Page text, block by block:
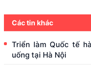
Các tin khác
Triển làm Quốc tế
uống tại Hà Nội